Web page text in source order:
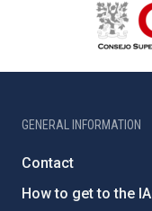
GENERAL INFORMATION
Contact
How to get to the